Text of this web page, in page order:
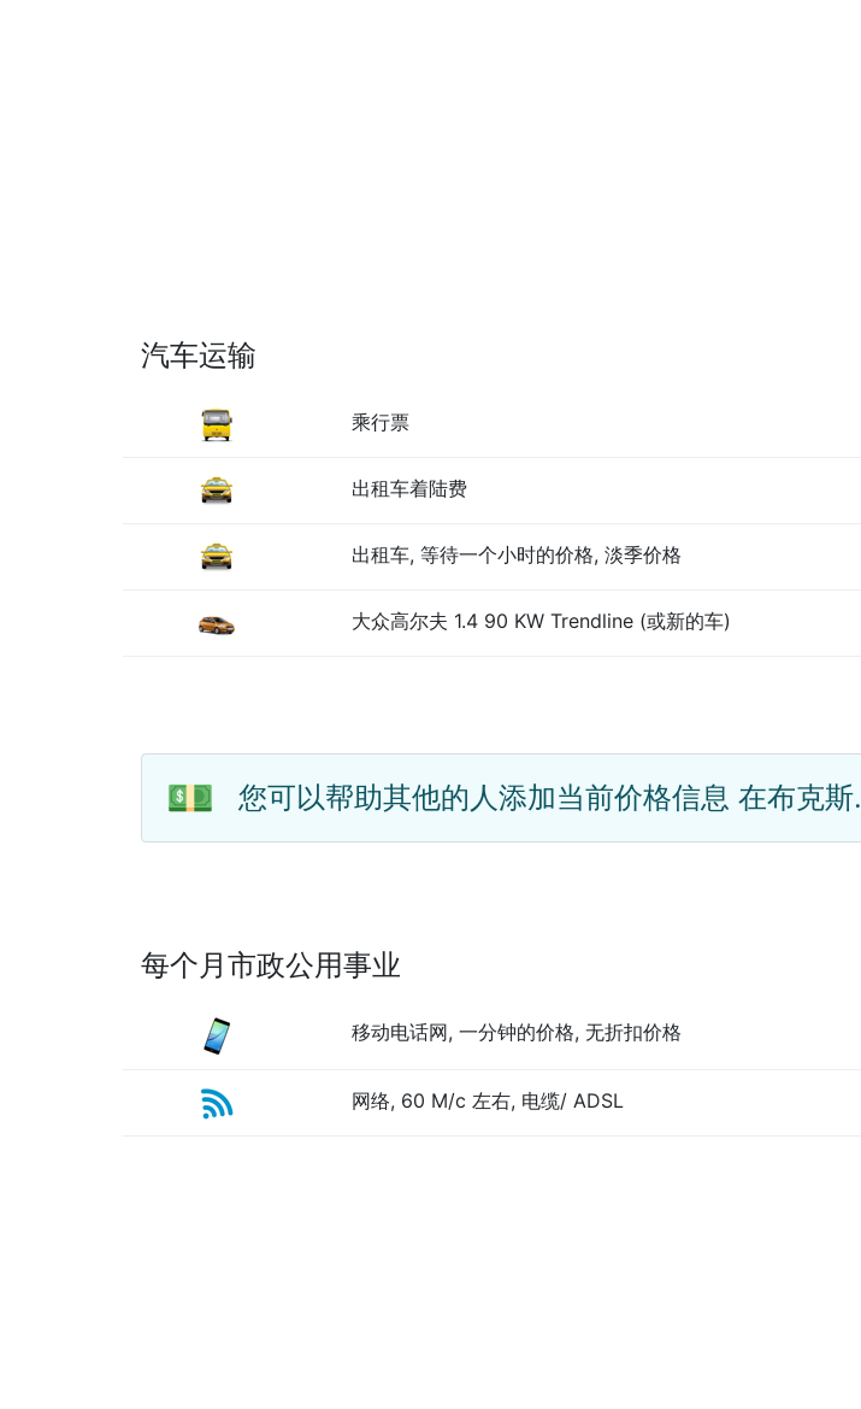
汽车运输
乘行票
出租车着陆费
出租车, 等待一个小时的价格, 淡季价格
大众高尔夫 1.4 90 KW Trendline (或新的车)
💵 您可以帮助其他的人添加当前价格信息 在布克斯.
每个月市政公用事业
移动电话网, 一分钟的价格, 无折扣价格
网络, 60 M/c 左右, 电缆/ ADSL